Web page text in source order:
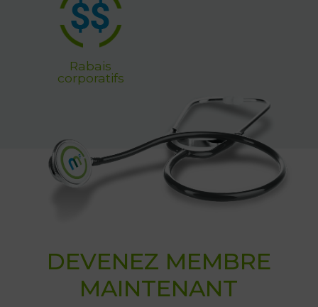
Rabais
corporatifs
DEVENEZ MEMBRE
MAINTENANT